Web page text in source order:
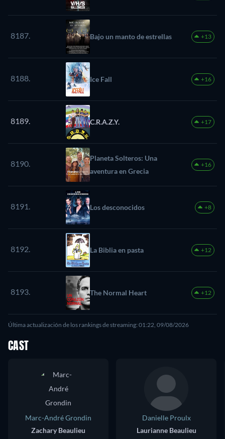
8187. Bajo un manto de estrellas +13
8188. Ice Fall +16
8189. C.R.A.Z.Y. +17
8190.
Planeta Solteros: Una
aventura en Grecia
+16
8191. Los desconocidos +8
8192. La Biblia en pasta +12
8193. The Normal Heart +12
Última actualización de los rankings de streaming: 01:22, 09/08/2026
CAST
Marc-André Grondin
Zachary Beaulieu
Danielle Proulx
Laurianne Beaulieu